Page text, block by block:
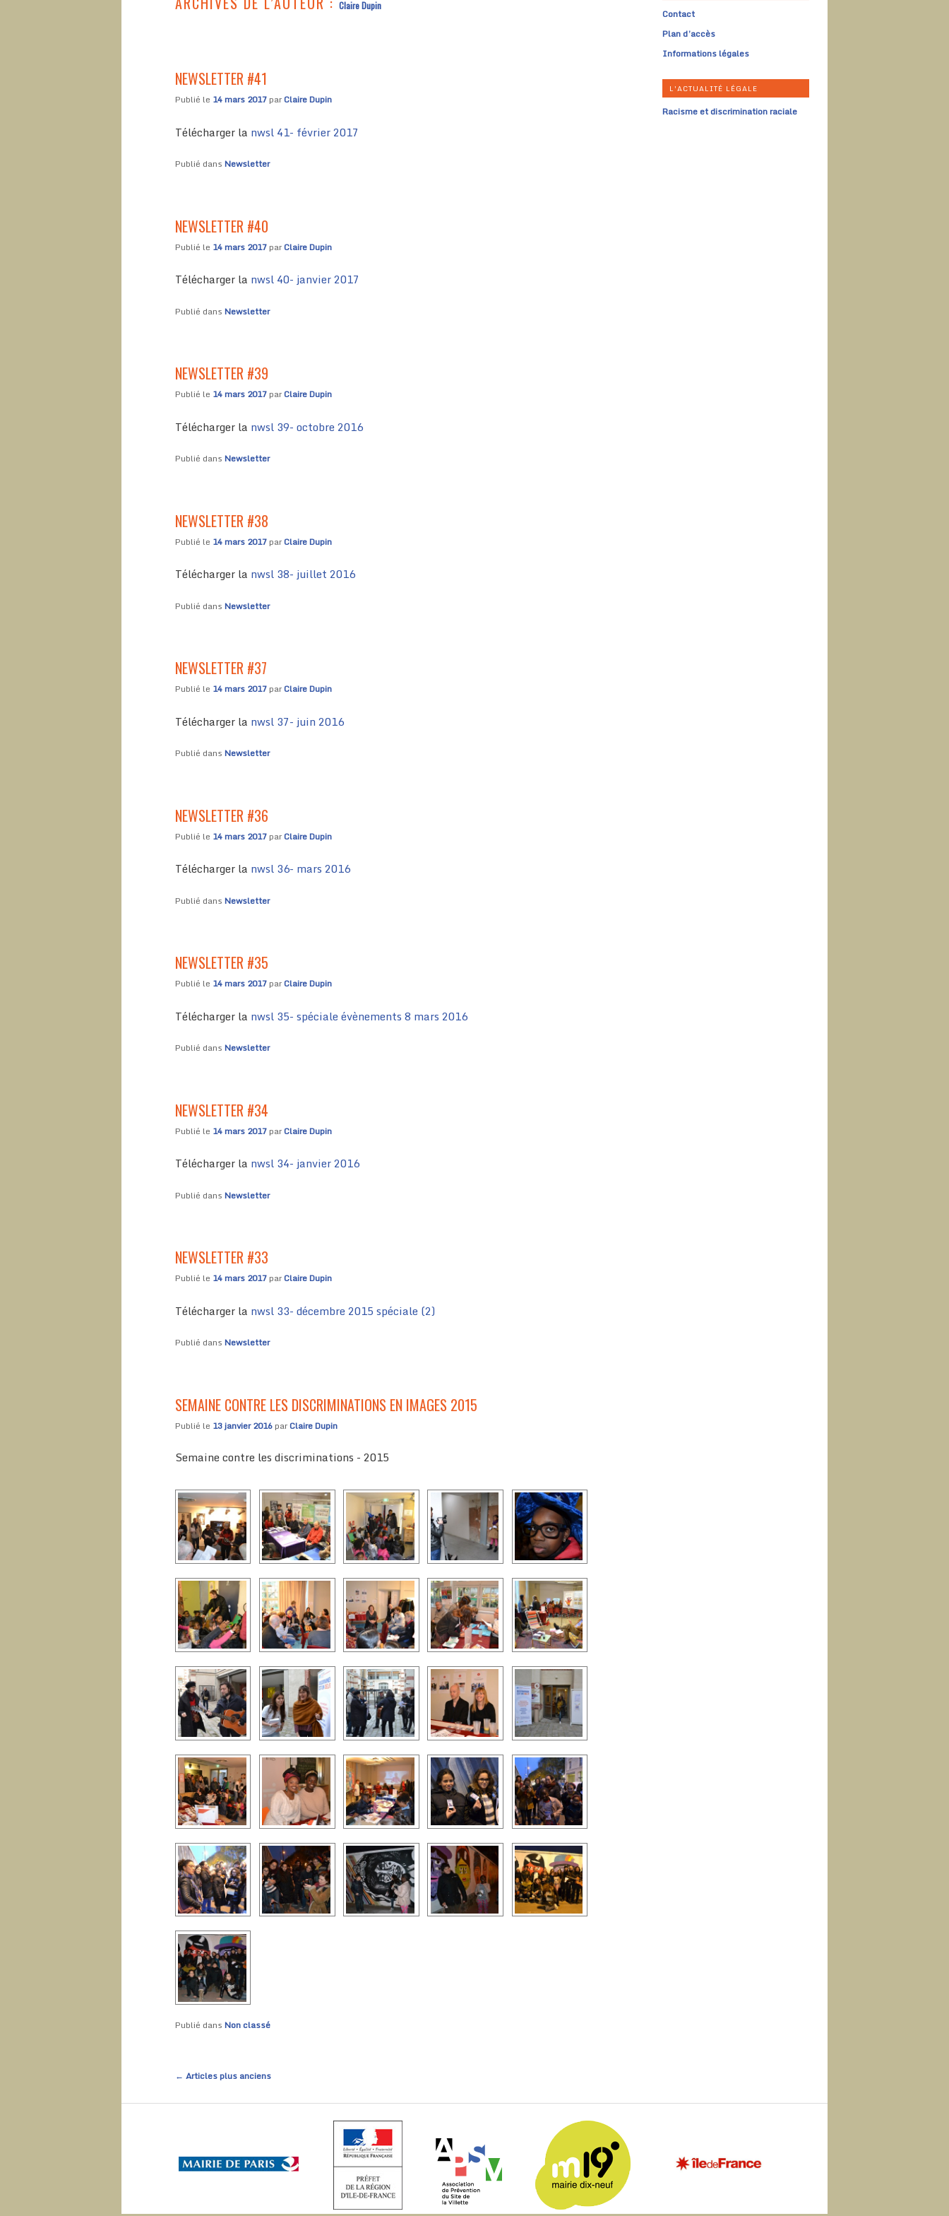
Claire Dupin
NEWSLETTER #41
Publié le 14 mars 2017 parClaire Dupin
Télécharger la nwsl 41- février 2017
Publié dans Newsletter
NEWSLETTER #40
Publié le 14 mars 2017 parClaire Dupin
Télécharger la nwsl 40- janvier 2017
Publié dans Newsletter
NEWSLETTER #39
Publié le 14 mars 2017 parClaire Dupin
Télécharger la nwsl 39- octobre 2016
Publié dans Newsletter
NEWSLETTER #38
Publié le 14 mars 2017 parClaire Dupin
Télécharger la nwsl 38- juillet 2016
Publié dans Newsletter
NEWSLETTER #37
Publié le 14 mars 2017 parClaire Dupin
Télécharger la nwsl 37- juin 2016
Publié dans Newsletter
NEWSLETTER #36
Publié le 14 mars 2017 parClaire Dupin
Télécharger la nwsl 36- mars 2016
Publié dans Newsletter
NEWSLETTER #35
Publié le 14 mars 2017 parClaire Dupin
Télécharger la nwsl 35- spéciale évènements 8 mars 2016
Publié dans Newsletter
NEWSLETTER #34
Publié le 14 mars 2017 parClaire Dupin
Télécharger la nwsl 34- janvier 2016
Publié dans Newsletter
NEWSLETTER #33
Publié le 14 mars 2017 parClaire Dupin
Télécharger la nwsl 33- décembre 2015 spéciale (2)
Publié dans Newsletter
SEMAINE CONTRE LES DISCRIMINATIONS EN IMAGES 2015
Publié le 13 janvier 2016 parClaire Dupin
Semaine contre les discriminations - 2015
Publié dans Non classé
Navigation des articles
← Articles plus anciens
Contact
Plan d’accès
Informations légales
L'ACTUALITÉ LÉGALE
Racisme et discrimination raciale